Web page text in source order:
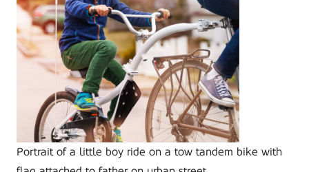
Portrait of a little boy ride on a tow tandem bike with